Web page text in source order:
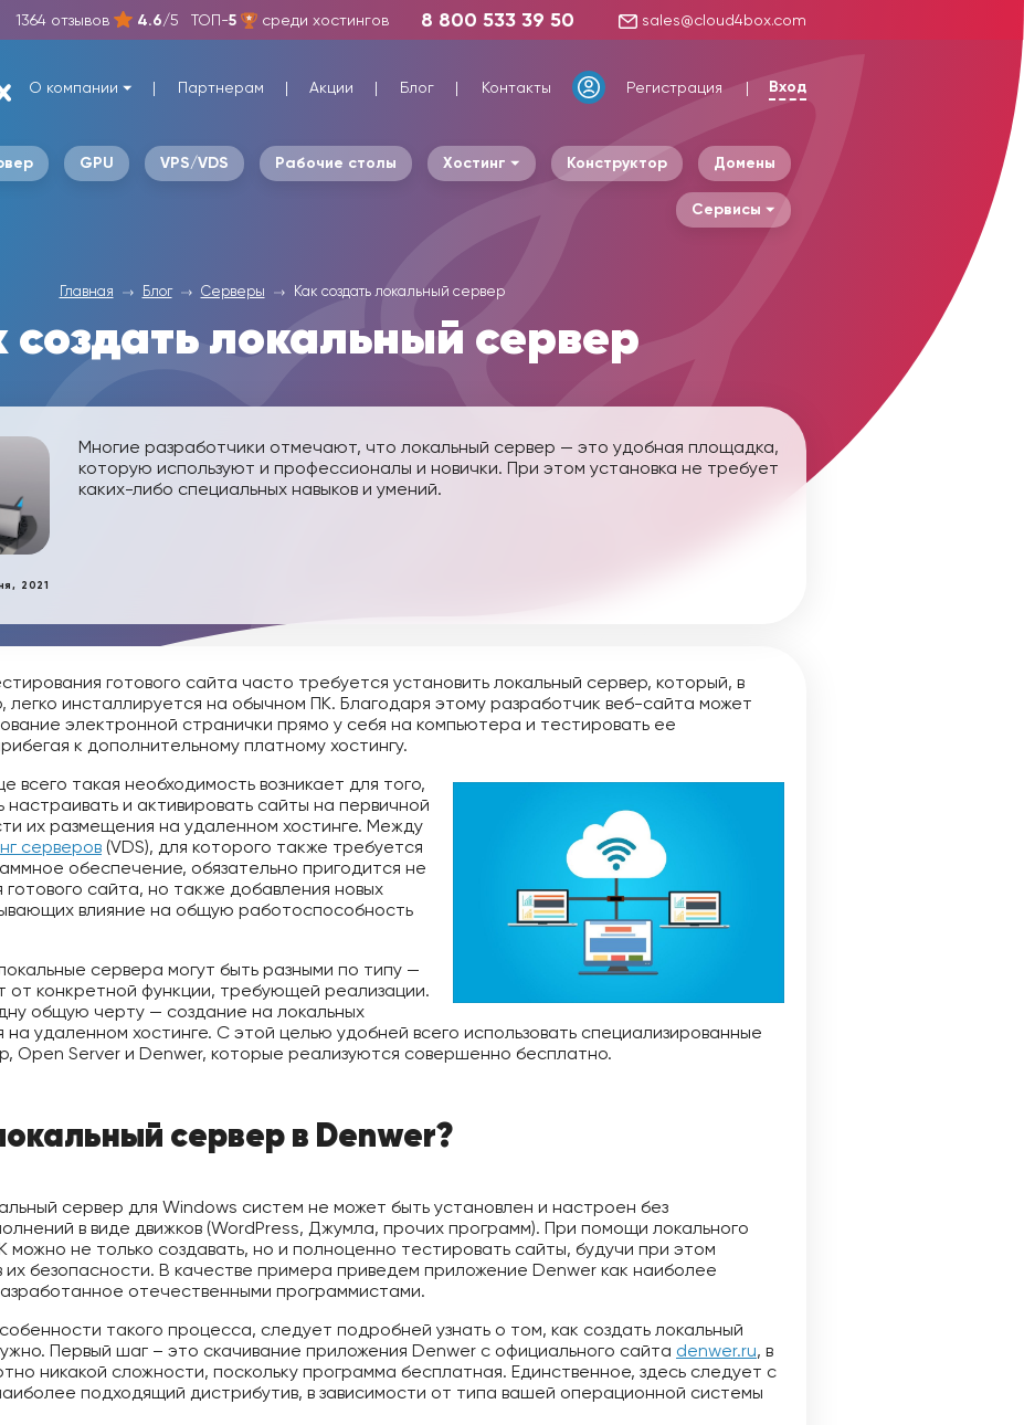
1364 отзывов 4.6/5 ТОП-5 среди хостингов 8 800 533 39 50 sales@cloud4box.com
О компании Партнерам Акции Блог Контакты Регистрация Вход
GPU VPS/VDS Рабочие столы Хостинг Конструктор Домены
Сервисы
Главная Блог Серверы Как создать локальный сервер
создать локальный сервер
2021
Многие разработчики отмечают, что локальный сервер — это удобная площадка,
которую используют и профессионалы и новички. При этом установка не требует
каких-либо специальных навыков и умений.
готового сайта часто требуется установить локальный сервер, который, в
легко инсталлируется на обычном ПК. Благодаря этому разработчик веб-сайта может
электронной странички прямо у себя на компьютера и тестировать ее
к дополнительному платному хостингу.
всего такая необходимость возникает для того,
настраивать и активировать сайты на первичной
их размещения на удаленном хостинге. Между
серверов (VDS), для которого также требуется
обеспечение, обязательно пригодится не
готового сайта, но также добавления новых
влияние на общую работоспособность
сервера могут быть разными по типу —
от конкретной функции, требующей реализации.
общую черту — создание на локальных
удаленном хостинге. С этой целью удобней всего использовать специализированные
Open Server и Denwer, которые реализуются совершенно бесплатно.
сервер в Denwer?
сервер для Windows систем не может быть установлен и настроен без
в виде движков (WordPress, Джумла, прочих программ). При помощи локального
не только создавать, но и полноценно тестировать сайты, будучи при этом
безопасности. В качестве примера приведем приложение Denwer как наиболее
отечественными программистами.
такого процесса, следует подробней узнать о том, как создать локальный
Первый шаг – это скачивание приложения Denwer с официального сайта denwer.ru, в
никакой сложности, поскольку программа бесплатная. Единственное, здесь следует с
подходящий дистрибутив, в зависимости от типа вашей операционной системы